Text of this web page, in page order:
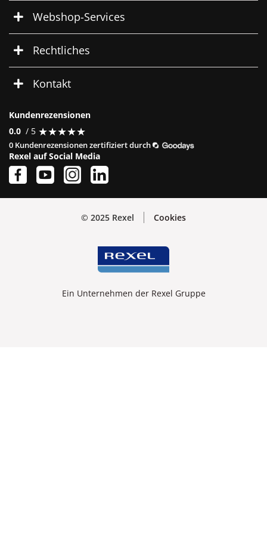
Webshop-Services
Rechtliches
Kontakt
Kundenrezensionen
0.0 / 5 ★★★★★
★★★★★
0 Kundenrezensionen zertifiziert durch
Rexel auf Social Media
© 2025 Rexel Cookies
Ein Unternehmen der Rexel Gruppe